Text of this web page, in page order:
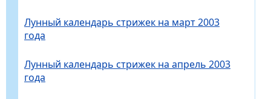
Лунный календарь стрижек на март 2003
года
Лунный календарь стрижек на апрель 2003
года